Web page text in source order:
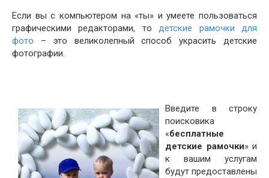
Если вы с компьютером на «ты» и умеете пользоваться
графическими редакторами, тодетские рамочки для
фото – это великолепный способ украсить детские
фотографии.
Введите в строку
поисковика
«бесплатные
детские рамочки» и
к вашим услугам
будут предоставлены